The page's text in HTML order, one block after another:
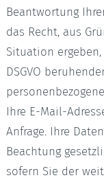
Beantwortung
das Recht, aus
Situation
DSGVO
Ihre E-Mail-
Anfrage. Ihre
Beachtung
sofern Sie der